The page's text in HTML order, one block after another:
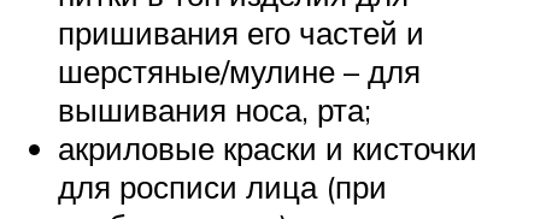
пришивания его частей и
шерстяные/мулине – для
вышивания носа, рта;
акриловые краски и кисточки
для росписи лица (при